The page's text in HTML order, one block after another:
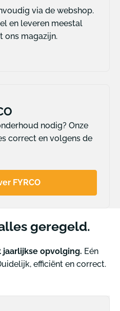
via de webshop.
en leveren meestal
ons magazijn.
nodig? Onze
correct en volgens de
FYRCO
geregeld.
jaarlijkse opvolging. Eén
efficiënt en correct.